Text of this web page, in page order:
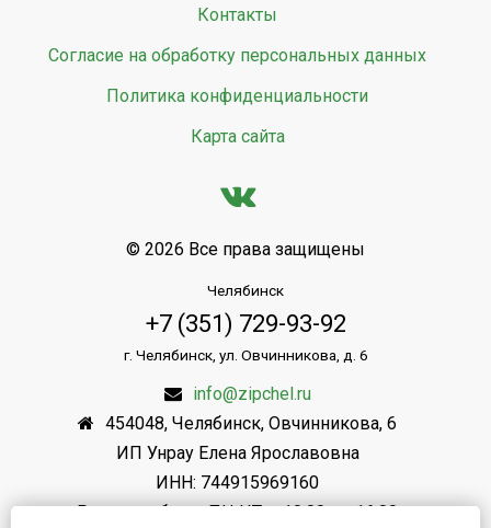
Контакты
Согласие на обработку персональных данных
Политика конфиденциальности
Карта сайта
© 2026 Все права защищены
Челябинск
+7 (351) 729-93-92
г. Челябинск, ул. Овчинникова, д. 6
info@zipchel.ru
454048, Челябинск, Овчинникова, 6
ИП Унрау Елена Ярославовна
ИНН: 744915969160
Режим работы: ПН-ЧТ: с 10.00 до 16.00